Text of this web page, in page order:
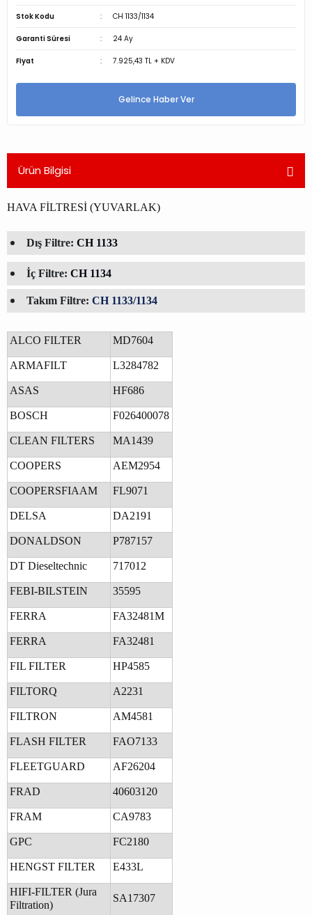
Stok Kodu CH 1133/1134
Garanti Süresi 24 Ay
Fiyat 7.925,43 TL + KDV
Gelince Haber Ver
Ürün Bilgisi
HAVA FİLTRESİ (YUVARLAK)
Dış Filtre: CH 1133
İç Filtre: CH 1134
Takım Filtre: CH 1133/1134
ALCO FILTER MD7604
ARMAFILT L3284782
ASAS HF686
BOSCH F026400078
CLEAN FILTERS MA1439
COOPERS AEM2954
COOPERSFIAAM FL9071
DELSA DA2191
DONALDSON P787157
DT Dieseltechnic 717012
FEBI-BILSTEIN 35595
FERRA FA32481M
FERRA FA32481
FIL FILTER HP4585
FILTORQ A2231
FILTRON AM4581
FLASH FILTER FAO7133
FLEETGUARD AF26204
FRAD 40603120
FRAM CA9783
GPC FC2180
HENGST FILTER E433L
HIFI-FILTER (Jura
Filtration)
SA17307